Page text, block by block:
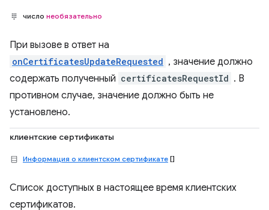
число необязательно
При вызове в ответ на
onCertificatesUpdateRequested , значение должно
содержать полученный certificatesRequestId . В
противном случае, значение должно быть не
установлено.
клиентские сертификаты
Информация о клиентском сертификате []
Список доступных в настоящее время клиентских
сертификатов.